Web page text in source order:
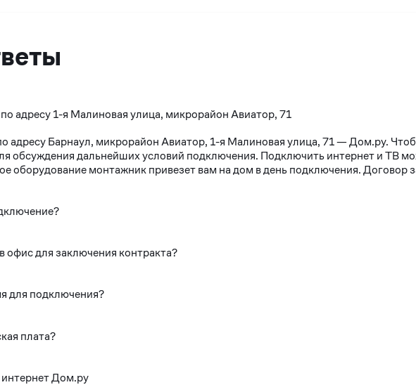
адресу 1-я Малиновая улица, микрорайон Авиатор, 71
адресу Барнаул, микрорайон Авиатор, 1-я Малиновая улица, 71 — Дом.ру.
обсуждения дальнейших условий подключения. Подключить интернет и ТВ
оборудование монтажник привезет вам на дом в день подключения. Договор
офис для заключения контракта?
для подключения?
плата?
Дом.ру